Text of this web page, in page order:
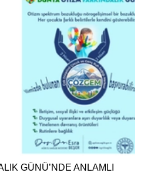
GÜNÜ’NDE ANLAMLI